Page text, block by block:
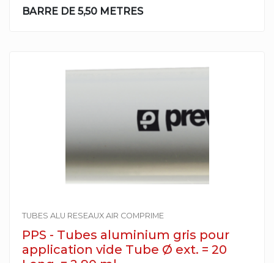
BARRE DE 5,50 METRES
TUBES ALU RESEAUX AIR COMPRIME
PPS - Tubes aluminium gris pour
application vide Tube Ø ext. = 20